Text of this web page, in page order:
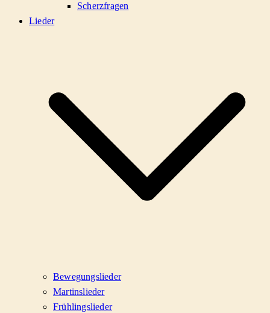
Scherzfragen
Lieder
Bewegungslieder
Martinslieder
Frühlingslieder